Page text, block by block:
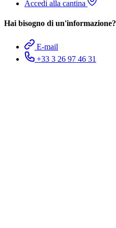
Accedi alla cantina
Hai bisogno di un'informazione?
E-mail
+33 3 26 97 46 31